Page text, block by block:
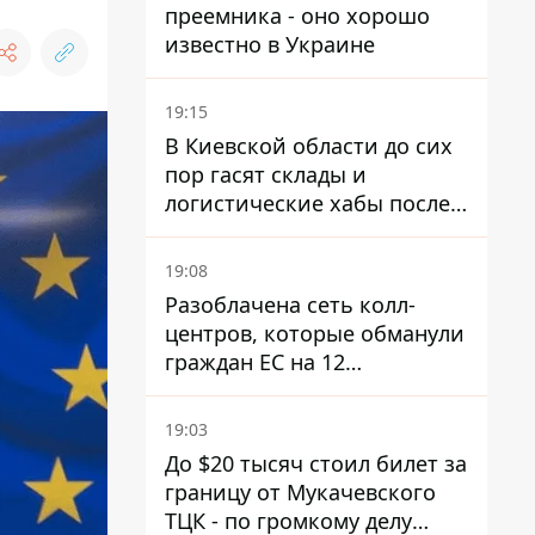
преемника - оно хорошо
известно в Украине
19:15
В Киевской области до сих
пор гасят склады и
логистические хабы после
прилетов ракет - ГСЧС
19:08
Разоблачена сеть колл-
центров, которые обманули
граждан ЕС на 12
миллионов - совместная
операция полиции Украины
и Чехии
19:03
До $20 тысяч стоил билет за
границу от Мукачевского
ТЦК - по громкому делу